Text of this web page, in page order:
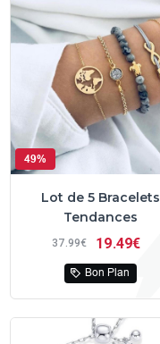
49%
Lot de 5 Bracelets
Tendances
37 99€ 19 49€
Bon Plan